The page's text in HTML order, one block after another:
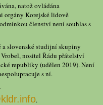
natož ovládána
orgány Korejské lidově
členství není souhlas s
a slovenské studijní skupiny
nositel Řádu přátelství
republiky (udělen 2019). Není
s ní.
.